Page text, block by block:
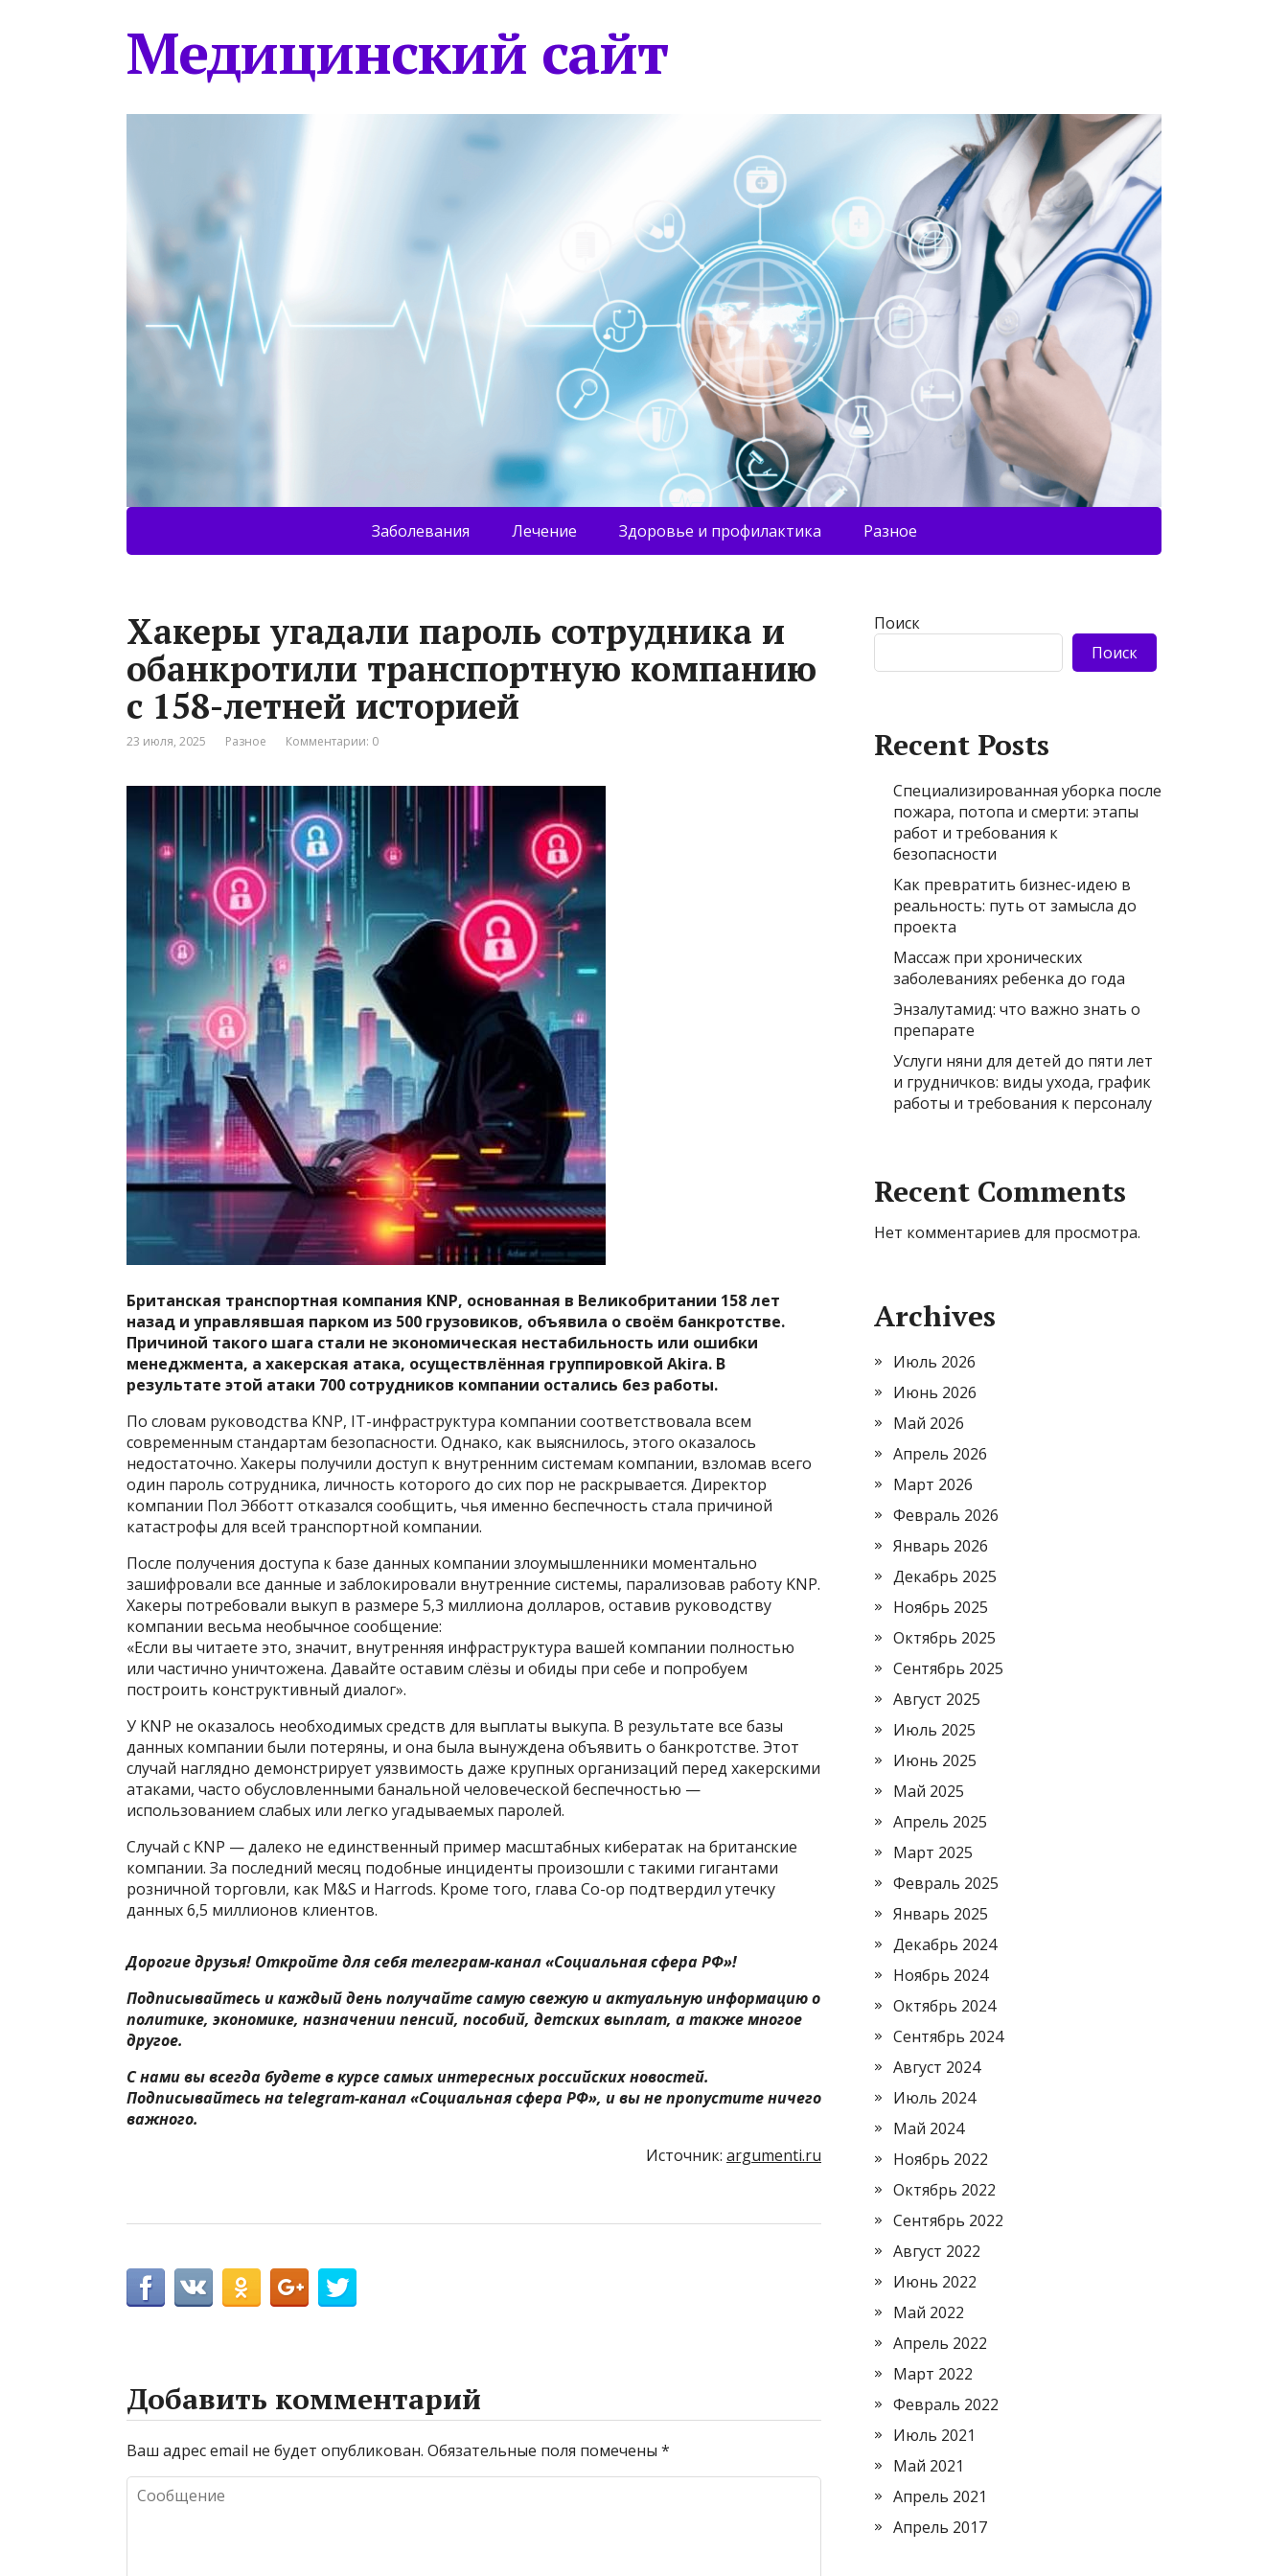
Медицинский сайт
Заболевания Лечение Здоровье и профилактика Разное
Хакеры угадали пароль сотрудника и
обанкротили транспортную компанию
с 158-летней историей
23 июля, 2025 Разное Комментарии: 0
Британская транспортная компания KNP, основанная в Великобритании 158 лет
назад и управлявшая парком из 500 грузовиков, объявила о своём банкротстве.
Причиной такого шага стали не экономическая нестабильность или ошибки
менеджмента, а хакерская атака, осуществлённая группировкой Akira. В
результате этой атаки 700 сотрудников компании остались без работы.
По словам руководства KNP, IT-инфраструктура компании соответствовала всем
современным стандартам безопасности. Однако, как выяснилось, этого оказалось
недостаточно. Хакеры получили доступ к внутренним системам компании, взломав всего
один пароль сотрудника, личность которого до сих пор не раскрывается. Директор
компании Пол Эбботт отказался сообщить, чья именно беспечность стала причиной
катастрофы для всей транспортной компании.
После получения доступа к базе данных компании злоумышленники моментально
зашифровали все данные и заблокировали внутренние системы, парализовав работу KNP.
Хакеры потребовали выкуп в размере 5,3 миллиона долларов, оставив руководству
компании весьма необычное сообщение:
«Если вы читаете это, значит, внутренняя инфраструктура вашей компании полностью
или частично уничтожена. Давайте оставим слёзы и обиды при себе и попробуем
построить конструктивный диалог».
У KNP не оказалось необходимых средств для выплаты выкупа. В результате все базы
данных компании были потеряны, и она была вынуждена объявить о банкротстве. Этот
случай наглядно демонстрирует уязвимость даже крупных организаций перед хакерскими
атаками, часто обусловленными банальной человеческой беспечностью —
использованием слабых или легко угадываемых паролей.
Случай с KNP — далеко не единственный пример масштабных кибератак на британские
компании. За последний месяц подобные инциденты произошли с такими гигантами
розничной торговли, как M&S и Harrods. Кроме того, глава Co-op подтвердил утечку
данных 6,5 миллионов клиентов.
Дорогие друзья! Откройте для себя телеграм-канал «Социальная сфера РФ»!
Подписывайтесь и каждый день получайте самую свежую и актуальную информацию о
политике, экономике, назначении пенсий, пособий, детских выплат, а также многое
другое.
С нами вы всегда будете в курсе самых интересных российских новостей.
Подписывайтесь на telegram-канал «Социальная сфера РФ», и вы не пропустите ничего
важного.
Источник: argumenti.ru
Добавить комментарий
Ваш адрес email не будет опубликован. Обязательные поля помечены *
Поиск
Поиск
Recent Posts
Специализированная уборка после
пожара, потопа и смерти: этапы
работ и требования к
безопасности
Как превратить бизнес-идею в
реальность: путь от замысла до
проекта
Массаж при хронических
заболеваниях ребенка до года
Энзалутамид: что важно знать о
препарате
Услуги няни для детей до пяти лет
и грудничков: виды ухода, график
работы и требования к персоналу
Recent Comments
Нет комментариев для просмотра.
Archives
Июль 2026
Июнь 2026
Май 2026
Апрель 2026
Март 2026
Февраль 2026
Январь 2026
Декабрь 2025
Ноябрь 2025
Октябрь 2025
Сентябрь 2025
Август 2025
Июль 2025
Июнь 2025
Май 2025
Апрель 2025
Март 2025
Февраль 2025
Январь 2025
Декабрь 2024
Ноябрь 2024
Октябрь 2024
Сентябрь 2024
Август 2024
Июль 2024
Май 2024
Ноябрь 2022
Октябрь 2022
Сентябрь 2022
Август 2022
Июнь 2022
Май 2022
Апрель 2022
Март 2022
Февраль 2022
Июль 2021
Май 2021
Апрель 2021
Апрель 2017